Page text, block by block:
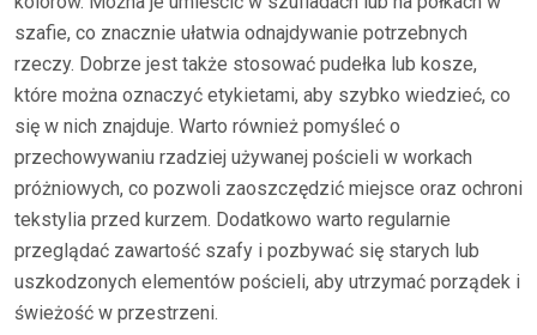
szafie, co znacznie ułatwia odnajdywanie potrzebnych
rzeczy. Dobrze jest także stosować pudełka lub kosze,
które można oznaczyć etykietami, aby szybko wiedzieć, co
się w nich znajduje. Warto również pomyśleć o
przechowywaniu rzadziej używanej pościeli w workach
próżniowych, co pozwoli zaoszczędzić miejsce oraz ochroni
tekstylia przed kurzem. Dodatkowo warto regularnie
przeglądać zawartość szafy i pozbywać się starych lub
uszkodzonych elementów pościeli, aby utrzymać porządek i
świeżość w przestrzeni.